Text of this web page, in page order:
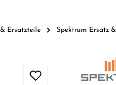
Ersatzteile Spektrum Ersatz